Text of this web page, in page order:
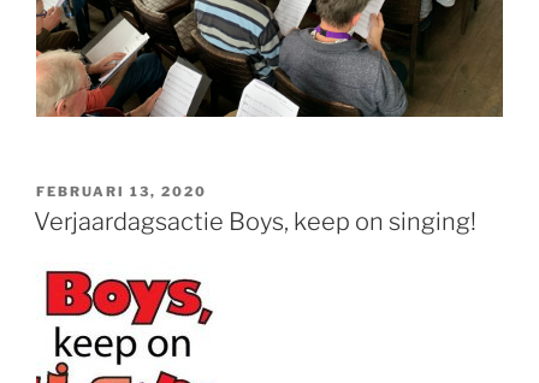
GEPLAATST
OP
FEBRUARI 13, 2020
Verjaardagsactie Boys, keep on singing!